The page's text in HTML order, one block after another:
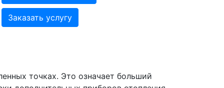
Заказать услугу
точках. Это означает больший